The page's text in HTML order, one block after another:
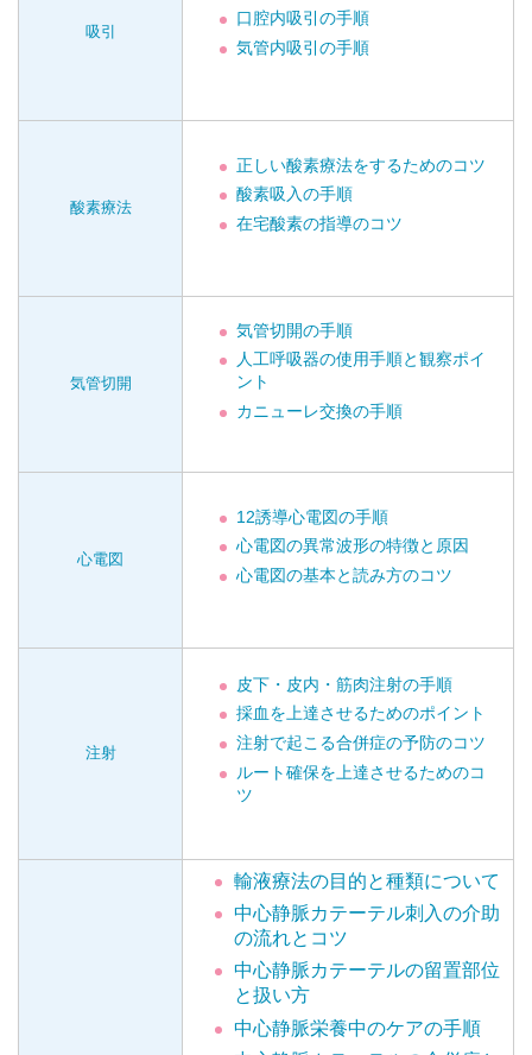
吸引
口腔内吸引の手順
気管内吸引の手順
酸素療法
正しい酸素療法をするためのコツ
酸素吸入の手順
在宅酸素の指導のコツ
気管切開
気管切開の手順
人工呼吸器の使用手順と観察ポイ
ント
カニューレ交換の手順
心電図
12誘導心電図の手順
心電図の異常波形の特徴と原因
心電図の基本と読み方のコツ
注射
皮下・皮内・筋肉注射の手順
採血を上達させるためのポイント
注射で起こる合併症の予防のコツ
ルート確保を上達させるためのコ
ツ
輸液療法の目的と種類について
中心静脈カテーテル刺入の介助
の流れとコツ
中心静脈カテーテルの留置部位
と扱い方
中心静脈栄養中のケアの手順